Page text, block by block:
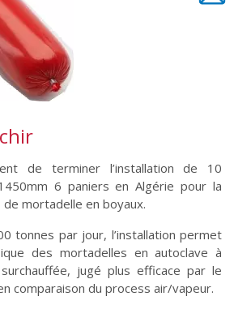
de terminer l’installation de 10
6 paniers en Algérie pour la
mortadelle en boyaux.
tonnes par jour, l’installation permet
des mortadelles en autoclave à
surchauffée, jugé plus efficace par le
comparaison du process air/vapeur.